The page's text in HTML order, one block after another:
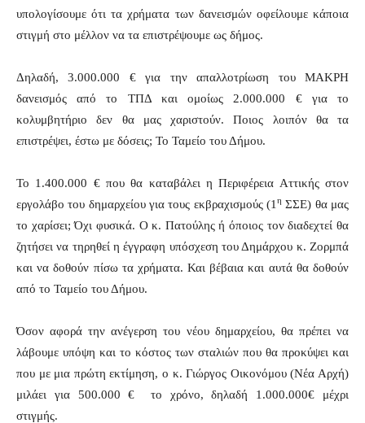
υπολογίσουμε ότι τα χρήματα των δανεισμών οφείλουμε κάποια
στιγμή στο μέλλον να τα επιστρέψουμε ως δήμος.
Δηλαδή, 3.000.000 € για την απαλλοτρίωση του ΜΑΚΡΗ
δανεισμός από το ΤΠΔ και ομοίως 2.000.000 € για το
κολυμβητήριο δεν θα μας χαριστούν. Ποιος λοιπόν θα τα
επιστρέψει, έστω με δόσεις; Το Ταμείο του Δήμου.
Το 1.400.000 € που θα καταβάλει η Περιφέρεια Αττικής στον
εργολάβο του δημαρχείου για τους εκβραχισμούς (1 η ΣΣΕ) θα μας
το χαρίσει; Όχι φυσικά. Ο κ. Πατούλης ή όποιος τον διαδεχτεί θα
ζητήσει να τηρηθεί η έγγραφη υπόσχεση του Δημάρχου κ. Ζορμπά
και να δοθούν πίσω τα χρήματα. Και βέβαια και αυτά θα δοθούν
από το Ταμείο του Δήμου.
Όσον αφορά την ανέγερση του νέου δημαρχείου, θα πρέπει να
λάβουμε υπόψη και το κόστος των σταλιών που θα προκύψει και
που με μια πρώτη εκτίμηση, ο κ. Γιώργος Οικονόμου (Νέα Αρχή)
μιλάει για 500.000 € το χρόνο, δηλαδή 1.000.000€ μέχρι
στιγμής.